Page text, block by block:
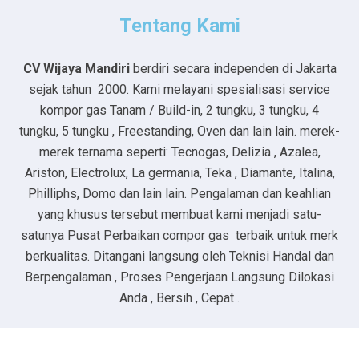
Tentang Kami
CV Wijaya Mandiriberdiri secara independen di Jakarta
sejak tahun 2000. Kami melayani spesialisasi service
kompor gas Tanam / Build-in, 2 tungku, 3 tungku, 4
tungku, 5 tungku , Freestanding, Oven dan lain lain. merek-
merek ternama seperti: Tecnogas, Delizia , Azalea,
Ariston, Electrolux, La germania, Teka , Diamante, Italina,
Philliphs, Domo dan lain lain. Pengalaman dan keahlian
yang khusus tersebut membuat kami menjadi satu-
satunya Pusat Perbaikan compor gas terbaik untuk merk
berkualitas. Ditangani langsung oleh Teknisi Handal dan
Berpengalaman , Proses Pengerjaan Langsung Dilokasi
Anda , Bersih , Cepat .